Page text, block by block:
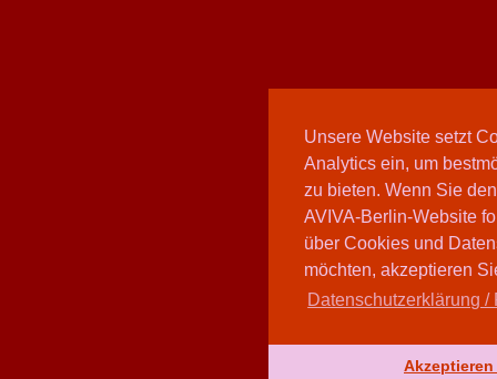
Unsere Website setzt
Analytics ein, um
zu bieten. Wenn Sie
AVIVA-Berlin-Website
über Cookies und
möchten, akzeptieren
Datenschutzerklärung /